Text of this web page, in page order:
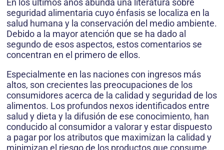
En los últimos años abunda una literatura sobre
seguridad alimentaria cuyo énfasis se localiza en la
salud humana y la conservación del medio ambiente.
Debido a la mayor atención que se ha dado al
segundo de esos aspectos, estos comentarios se
concentran en el primero de ellos.
Especialmente en las naciones con ingresos más
altos, son crecientes las preocupaciones de los
consumidores acerca de la calidad y seguridad de los
alimentos. Los profundos nexos identificados entre
salud y dieta y la difusión de ese conocimiento, han
conducido al consumidor a valorar y estar dispuesto
a pagar por los atributos que maximizan la calidad y
minimizan el riesgo de los productos que consume.